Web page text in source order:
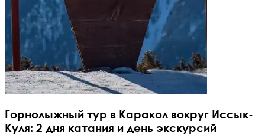
Горнолыжный тур в Каракол вокруг Иссык-
Куля: 2 дня катания и день экскурсий